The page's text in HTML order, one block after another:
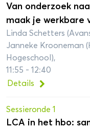
Van onderzoek
maak je werkbare
Linda Schetters
Janneke Krooneman
Hogeschool),
11:55 - 12:40
Details
Sessieronde 1
LCA in het hbo: